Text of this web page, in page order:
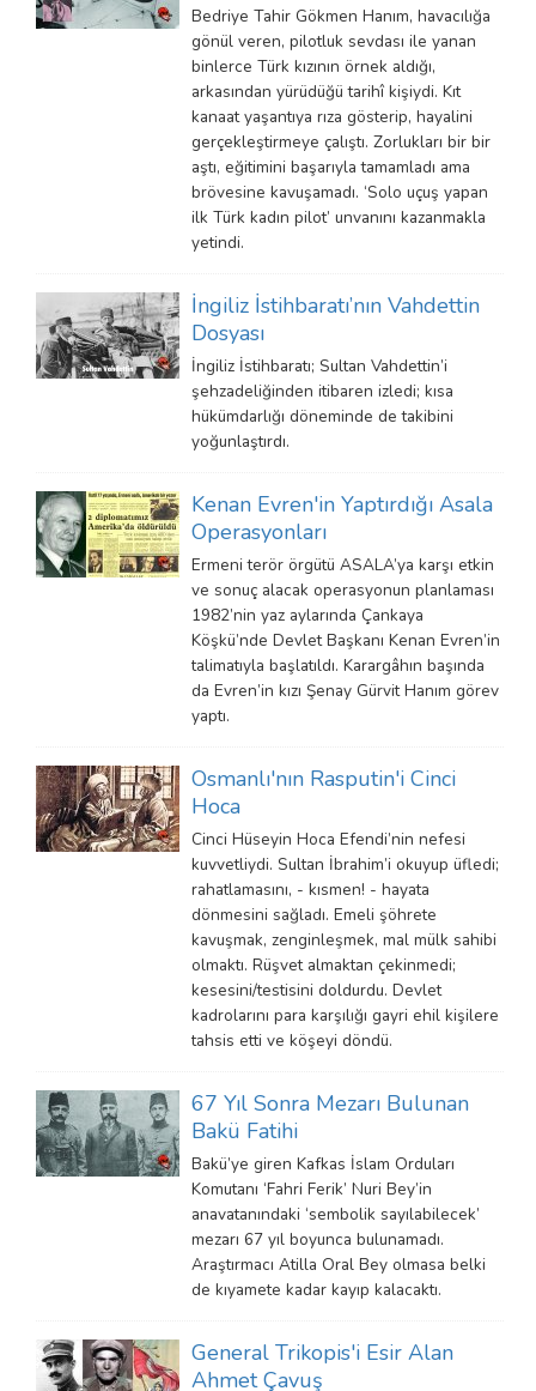
Bedriye Tahir Gökmen Hanım, havacılığa
gönül veren, pilotluk sevdası ile yanan
binlerce Türk kızının örnek aldığı,
arkasından yürüdüğü tarihî kişiydi. Kıt
kanaat yaşantıya rıza gösterip, hayalini
gerçekleştirmeye çalıştı. Zorlukları bir bir
aştı, eğitimini başarıyla tamamladı ama
brövesine kavuşamadı. ‘Solo uçuş yapan
ilk Türk kadın pilot’ unvanını kazanmakla
yetindi.
İngiliz İstihbaratı’nın Vahdettin
Dosyası
İngiliz İstihbaratı; Sultan Vahdettin’i
şehzadeliğinden itibaren izledi; kısa
hükümdarlığı döneminde de takibini
yoğunlaştırdı.
Kenan Evren'in Yaptırdığı Asala
Operasyonları
Ermeni terör örgütü ASALA’ya karşı etkin
ve sonuç alacak operasyonun planlaması
1982’nin yaz aylarında Çankaya
Köşkü’nde Devlet Başkanı Kenan Evren’in
talimatıyla başlatıldı. Karargâhın başında
da Evren’in kızı Şenay Gürvit Hanım görev
yaptı.
Osmanlı'nın Rasputin'i Cinci
Hoca
Cinci Hüseyin Hoca Efendi’nin nefesi
kuvvetliydi. Sultan İbrahim’i okuyup üfledi;
rahatlamasını, - kısmen! - hayata
dönmesini sağladı. Emeli şöhrete
kavuşmak, zenginleşmek, mal mülk sahibi
olmaktı. Rüşvet almaktan çekinmedi;
kesesini/testisini doldurdu. Devlet
kadrolarını para karşılığı gayri ehil kişilere
tahsis etti ve köşeyi döndü.
67 Yıl Sonra Mezarı Bulunan
Bakü Fatihi
Bakü’ye giren Kafkas İslam Orduları
Komutanı ‘Fahri Ferik’ Nuri Bey’in
anavatanındaki ‘sembolik sayılabilecek’
mezarı 67 yıl boyunca bulunamadı.
Araştırmacı Atilla Oral Bey olmasa belki
de kıyamete kadar kayıp kalacaktı.
General Trikopis'i Esir Alan
Ahmet Çavuş